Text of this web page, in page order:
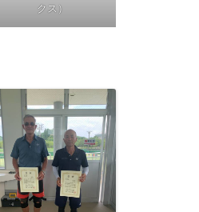
クス）